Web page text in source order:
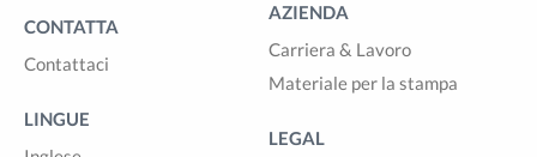
CONTATTA
Contattaci
LINGUE
AZIENDA
Carriera & Lavoro
Materiale per la stampa
LEGAL